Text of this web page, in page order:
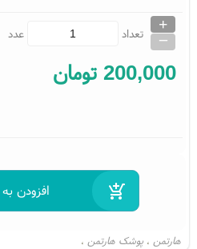
تعداد
+
_ عدد
200,000 تومان
هارتمن ، پوشک هارتمن ،